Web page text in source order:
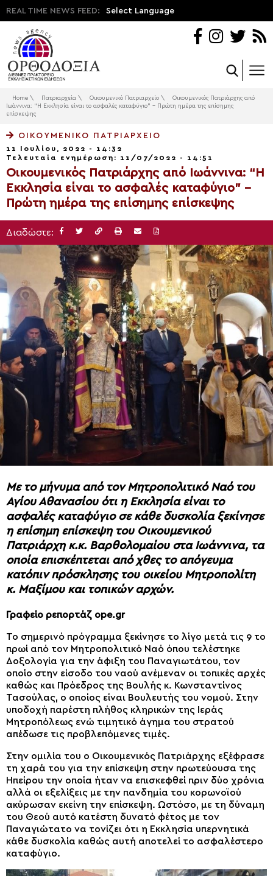
REAL TIME NEWS FEED: Select Language
Home \ Πατριαρχεία \ Οικουμενικό Πατριαρχείο \
Οικουμενικός Πατριάρχης από
Ιωάννινα: “Η Εκκλησία είναι το ασφαλές καταφύγιο” – Πρώτη ημέρα της επίσημης
επίσκεψης
ΟΙΚΟΥΜΕΝΙΚΌ ΠΑΤΡΙΑΡΧΕΊΟ
11 Ιουλίου, 2022 - 14:32
Τελευταία ενημέρωση: 11/07/2022 - 14:51
Οικουμενικός Πατριάρχης από Ιωάννινα: “Η
Εκκλησία είναι το ασφαλές καταφύγιο” –
Πρώτη ημέρα της επίσημης επίσκεψης
Διαδώστε:
Με το μήνυμα από τον Μητροπολιτικό Ναό του
Αγίου Αθανασίου ότι η Εκκλησία είναι το
ασφαλές καταφύγιο σε κάθε δυσκολία ξεκίνησε
η επίσημη επίσκεψη του Οικουμενικού
Πατριάρχη κ.κ. Βαρθολομαίου στα Ιωάννινα, τα
οποία επισκέπτεται από χθες το απόγευμα
κατόπιν πρόσκλησης του οικείου Μητροπολίτη
κ. Μαξίμου και τοπικών αρχών.
Γραφείο ρεπορτάζ ope.gr
Το σημερινό πρόγραμμα ξεκίνησε το λίγο μετά τις 9 το
πρωί από τον Μητροπολιτικό Ναό όπου τελέστηκε
Δοξολογία για την άφιξη του Παναγιωτάτου, τον
οποίο στην είσοδο του ναού ανέμεναν οι τοπικές αρχές
καθώς και Πρόεδρος της Βουλής κ. Κωνσταντίνος
Τασούλας, ο οποίος είναι Βουλευτής του νομού. Στην
υποδοχή παρέστη πλήθος κληρικών της Ιεράς
Μητροπόλεως ενώ τιμητικό άγημα του στρατού
απέδωσε τις προβλεπόμενες τιμές.
Στην ομιλία του ο Οικουμενικός Πατριάρχης εξέφρασε
τη χαρά του για την επίσκεψη στην πρωτεύουσα της
Ηπείρου την οποία ήταν να επισκεφθεί πριν δύο χρόνια
αλλά οι εξελίξεις με την πανδημία του κορωνοϊού
ακύρωσαν εκείνη την επίσκεψη. Ωστόσο, με τη δύναμη
του Θεού αυτό κατέστη δυνατό φέτος με τον
Παναγιώτατο να τονίζει ότι η Εκκλησία υπερνητικά
κάθε δυσκολία καθώς αυτή αποτελεί το ασφαλέστερο
καταφύγιο.